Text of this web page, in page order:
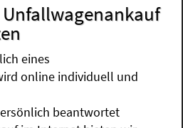
Unfallwagenankauf
eines
online individuell und
beantwortet